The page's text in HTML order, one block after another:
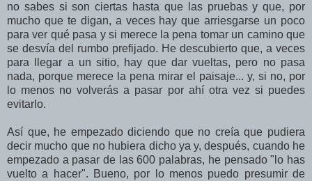
no sabes si son ciertas hasta que las pruebas y que, por
mucho que te digan, a veces hay que arriesgarse un poco
para ver qué pasa y si merece la pena tomar un camino que
se desvía del rumbo prefijado. He descubierto que, a veces
para llegar a un sitio, hay que dar vueltas, pero no pasa
nada, porque merece la pena mirar el paisaje... y, si no, por
lo menos no volverás a pasar por ahí otra vez si puedes
evitarlo.
Así que, he empezado diciendo que no creía que pudiera
decir mucho que no hubiera dicho ya y, después, cuando he
empezado a pasar de las 600 palabras, he pensado "lo has
vuelto a hacer". Bueno, por lo menos puedo presumir de